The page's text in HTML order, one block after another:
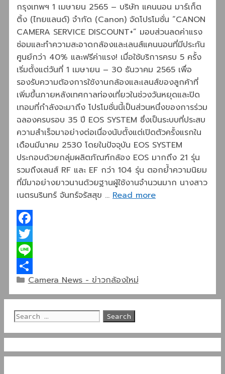
กรุงเทพฯ 1 เมษายน 2565 – บริษัท แคนนอน มาร์เก็ต
ติ้ง (ไทยแลนด์) จำกัด (Canon) จัดโปรโมชั่น “CANON
CAMERA SERVICE DISCOUNT+” มอบส่วนลดค่าแรง
ซ่อมและทำความสะอาดกล้องและเลนส์แคนนอนที่มีประกัน
ศูนย์กว่า 40% และฟรีค่าแรง! เมื่อใช้บริการครบ 5 ครั้ง
เริ่มตั้งแต่วันที่ 1 เมษายน – 30 ธันวาคม 2565 เพื่อ
รองรับความต้องการใช้งานกล้องและเลนส์ของลูกค้าที่
เพิ่มขึ้นภายหลังเทศกาลท่องเที่ยวในช่วงวันหยุดและปิด
เทอมที่กำลังจะมาถึง โปรโมชั่นนี้เป็นส่วนหนึ่งของการร่วม
ฉลองครบรอบ 35 ปี EOS SYSTEM ซึ่งเป็นระบบที่ประสบ
ความสำเร็จมาอย่างต่อเนื่องนับตั้งแต่เปิดตัวครั้งแรกใน
เดือนมีนาคม 2530 โดยในปัจจุบัน EOS SYSTEM
ประกอบด้วยกลุ่มผลิตภัณฑ์กล้อง EOS มากถึง 21 รุ่น
รวมถึงเลนส์ RF และ EF กว่า 104 รุ่น ตอกย้ำความนิยม
ที่มีมาอย่างยาวนานด้วยฐานผู้ใช้งานจำนวนมาก นางสาว
เนตรนรินทร์ จันทร์จรัสสุข … Read more
Facebook
Twitter
Line
ShareCategories
Camera News - ข่าวกล้องใหม่
Search